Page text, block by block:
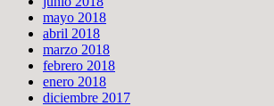
mayo 2018
abril 2018
marzo 2018
febrero 2018
enero 2018
diciembre 2017